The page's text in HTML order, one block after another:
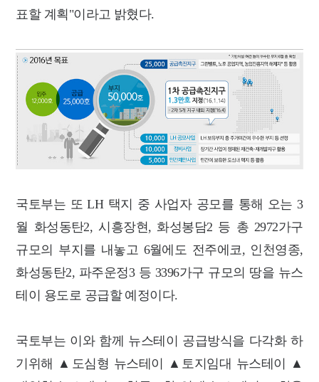
표할 계획"이라고 밝혔다.
국토부는 또 LH 택지 중 사업자 공모를 통해 오는 3
월 화성동탄2, 시흥장현, 화성봉담2 등 총 2972가구
규모의 부지를 내놓고 6월에도 전주에코, 인천영종,
화성동탄2, 파주운정3 등 3396가구 규모의 땅을 뉴스
테이 용도로 공급할 예정이다.
국토부는 이와 함께 뉴스테이 공급방식을 다각화 하
기위해 ▲도심형 뉴스테이 ▲토지임대 뉴스테이 ▲